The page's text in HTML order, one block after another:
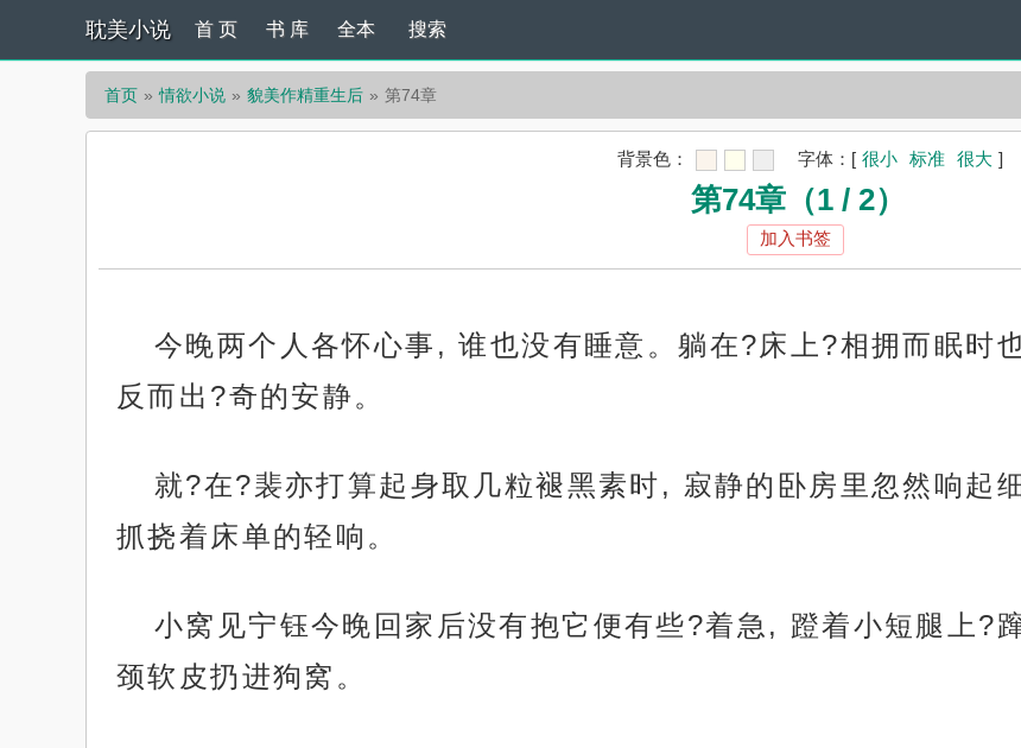
耽美小说 首 页 书 库 全本 搜索
首页 情欲小说 貌美作精重生后 第74章
背景色： 字体： [ 很小 标准 很大 ]
第74章（1 / 2）
加入书签
今晚两个人各怀心事, 谁也没有睡意。躺在?床上?相拥而眠时
反而出?奇的安静。
就?在?裴亦打算起身取几粒褪黑素时, 寂静的卧房里忽然响起
抓挠着床单的轻响。
小窝见宁钰今晚回家后没有抱它便有些?着急, 蹬着小短腿上?
颈软皮扔进狗窝。